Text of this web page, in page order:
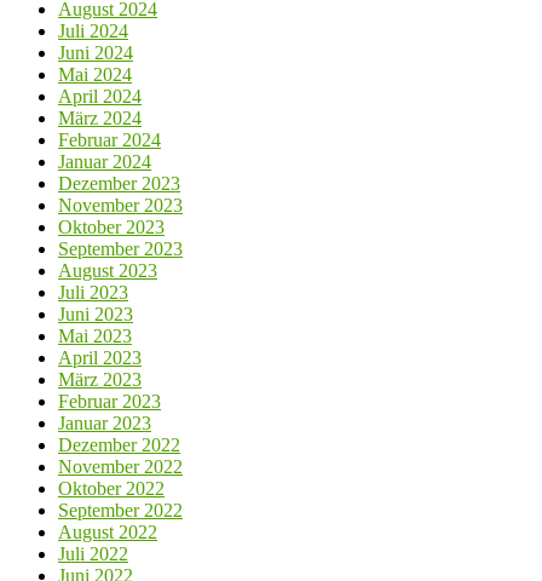
August 2024
Juli 2024
Juni 2024
Mai 2024
April 2024
März 2024
Februar 2024
Januar 2024
Dezember 2023
November 2023
Oktober 2023
September 2023
August 2023
Juli 2023
Juni 2023
Mai 2023
April 2023
März 2023
Februar 2023
Januar 2023
Dezember 2022
November 2022
Oktober 2022
September 2022
August 2022
Juli 2022
Juni 2022